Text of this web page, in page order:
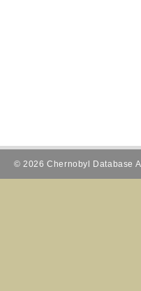
© 2026 Chernobyl Database